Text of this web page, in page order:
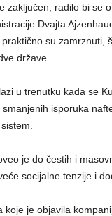
zaključen, radilo bi se
Dvajta
su zamrznuti,
države.
u trenutku kada se
isporuka
je do čestih i
socijalne tenzije i
koje je objavila